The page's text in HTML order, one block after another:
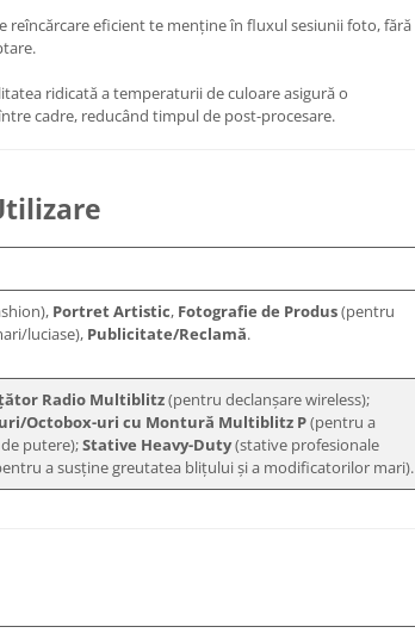
reîncărcare eficient te menține în fluxul sesiunii foto, fără
ridicată a temperaturii de culoare asigură o
cadre, reducând timpul de post-procesare.
Portret Artistic, Fotografie de Produs(pentru
luciase), Publicitate/Reclamă.
Radio Multiblitz(pentru declanșare wireless);
Octobox-uri cu Montură Multiblitz P(pentru a
putere);Stative Heavy-Duty(stative profesionale
a susține greutatea blițului și a modificatorilor mari).